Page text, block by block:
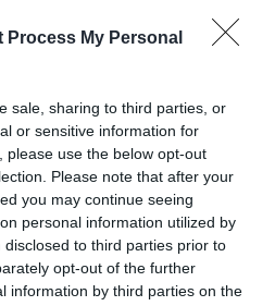
Process My Personal
sale, sharing to third parties, or
or sensitive information for
please use the below opt-out
Please note that after your
you may continue seeing
personal information utilized by
to third parties prior to
opt-out of the further
information by third parties on the
τέλος, απονεμήθηκαν στους
της Δημοτικής
ΑΡΧΑΙΟΥ ΔΡΑΜΑΤΟΣ -